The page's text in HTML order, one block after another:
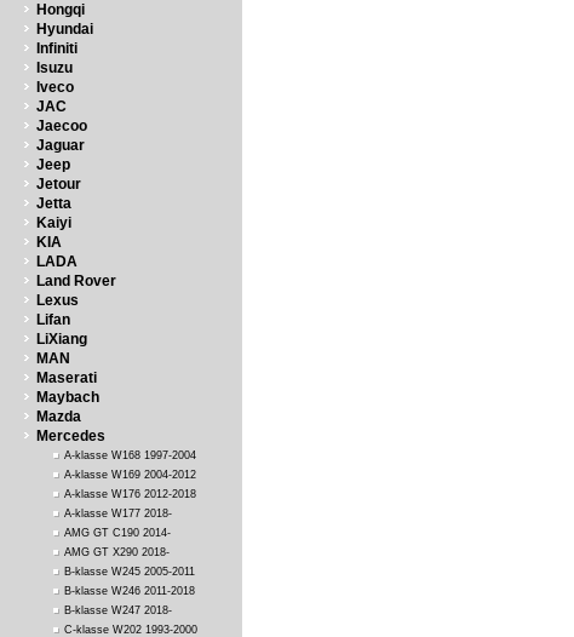
Hongqi
Hyundai
Infiniti
Isuzu
Iveco
JAC
Jaecoo
Jaguar
Jeep
Jetour
Jetta
Kaiyi
KIA
LADA
Land Rover
Lexus
Lifan
LiXiang
MAN
Maserati
Maybach
Mazda
Mercedes
A-klasse W168 1997-2004
A-klasse W169 2004-2012
A-klasse W176 2012-2018
A-klasse W177 2018-
AMG GT C190 2014-
AMG GT X290 2018-
B-klasse W245 2005-2011
B-klasse W246 2011-2018
B-klasse W247 2018-
C-klasse W202 1993-2000